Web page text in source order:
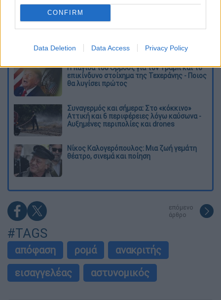
CONFIRM
Data Deletion Data Access Privacy Policy
Διαβάστε ακόμη
Το φθινοπωρινό σχέδιο Ανδρουλάκη: Η
έως τη ΔΕΘ
Η παγίδα του Ορμούζ για τον Τραμπ και το
επικίνδυνο στοίχημα της Τεχεράνης - Ποιος
θα λυγίσει πρώτος
Συναγερμός και σήμερα: Στο «κόκκινο»
Αττική και 6 περιφέρειες λόγω καύσωνα -
Αυξημένες περιπολίες και drones
Νίκος Καλογερόπουλος: Μια ζωή γεμάτη
θέατρο, σινεμά και ποίηση
επόμενο
άρθρο
#TAGS
απόφαση ρομά
ανακριτής
εισαγγελέας
αστυνομικός